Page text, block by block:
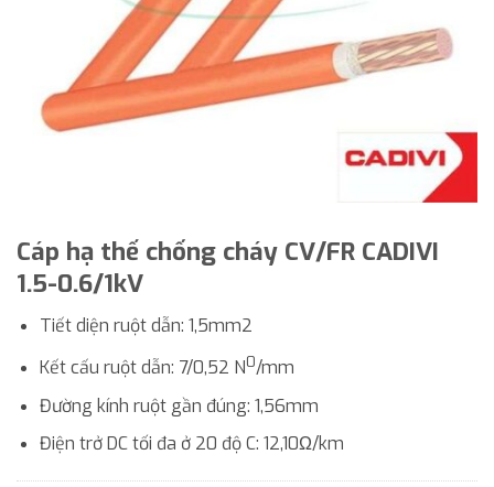
Cáp hạ thế chống cháy CV/FR CADIVI
1.5-0.6/1kV
Tiết diện ruột dẫn: 1,5mm2
Kết cấu ruột dẫn: 7/0,52 N0/mm
Đường kính ruột gần đúng: 1,56mm
Điện trở DC tối đa ở 20 độ C: 12,10Ω/km